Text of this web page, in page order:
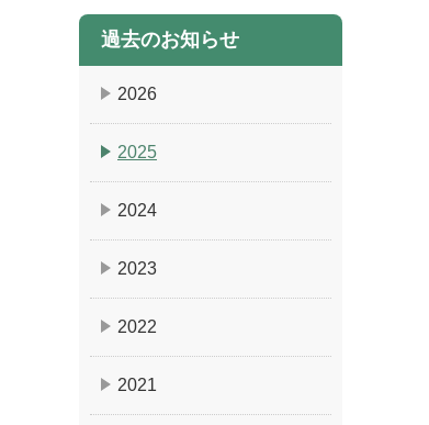
過去のお知らせ
2026
2025
2024
2023
2022
2021